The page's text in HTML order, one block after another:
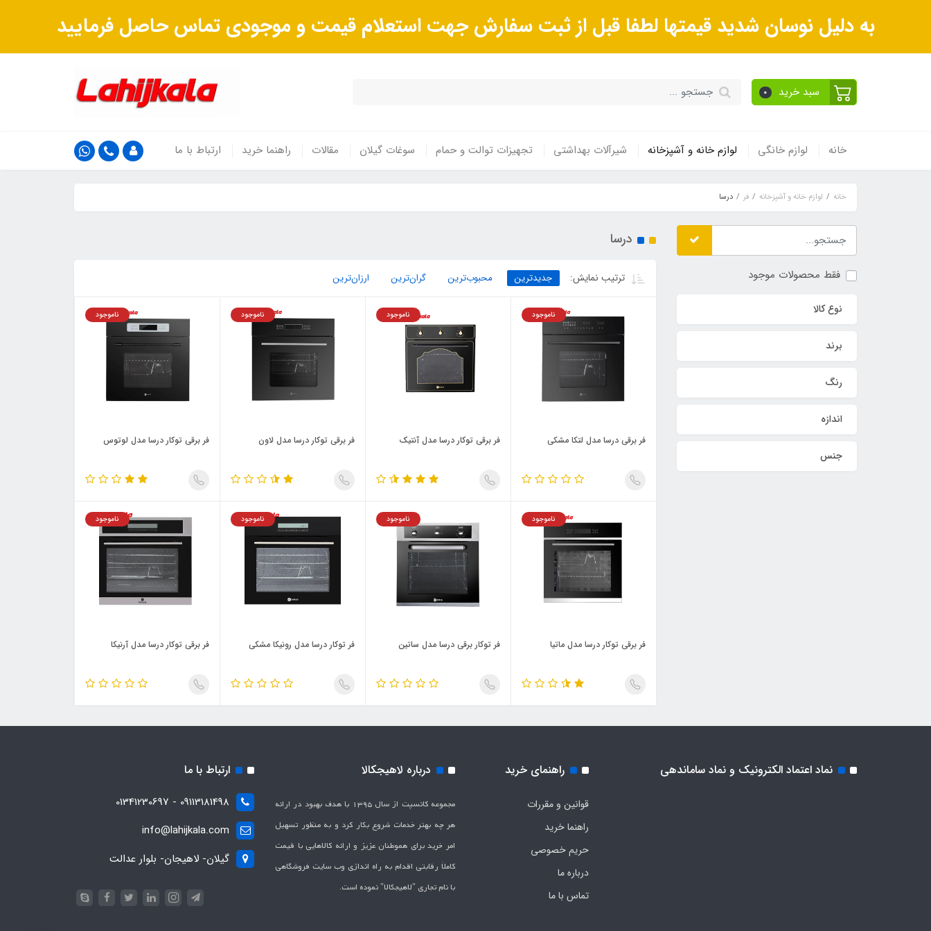
به دلیل نوسان شدید قیمتها لطفا قبل از ثبت سفارش جهت استعلام قیمت و موجودی تماس حاصل فرمایید
سبد خرید 0
خانه لوازم خانگی لوازم خانه و آشپزخانه شیرآلات بهداشتی تجهیزات توالت و حمام سوغات گیلان مقالات راهنما خرید ارتباط با ما
خانه لوازم خانه و آشپزخانه فر درسا
فقط محصولات موجود
نوع کالا
برند
رنگ
اندازه
جنس
درسا
ترتیب نمایش: جدیدترین محبوب‌ترین گران‌ترین ارزان‌ترین
ناموجود
فر برقی درسا مدل لتکا مشکی
ناموجود
فر برقی توکار درسا مدل آنتیک
ناموجود
فر برقی توکار درسا مدل لاون
ناموجود
فر برقی توکار درسا مدل لوتوس
ناموجود
فر برقی توکار درسا مدل ماتیا
ناموجود
فر توکار برقي درسا مدل ساتين
ناموجود
فر توکار درسا مدل رونیکا مشکی
ناموجود
فر برقی توکار درسا مدل آرنیکا
نماد اعتماد الکترونیک و نماد ساماندهی راهنمای خرید
قوانین و مقررات
راهنما خرید
حریم خصوصی
درباره ما
تماس با ما
درباره لاهیجکالا
مجموعه کانسپت از سال 1395 با هدف بهبود در ارائه
هر چه بهتر خدمات شروع بکار کرد و به منظور تسهیل
امر خرید برای هموطنان عزیز و ارائه کالاهایی با قیمت
کاملاَ رقابتی اقدام به راه اندازی وب سایت فروشگاهی
با نام تجاری "لاهیج­کالا" نموده است.
ارتباط با ما
09113181498 - 01341230697
info@lahijkala.com
گیلان- لاهیجان- بلوار عدالت